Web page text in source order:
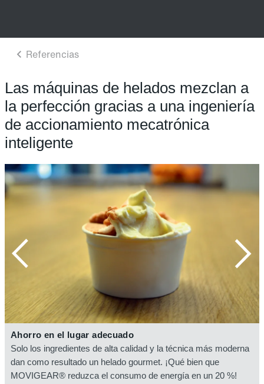
Las máquinas de helados mezclan a
la perfección gracias a una ingeniería
de accionamiento mecatrónica
inteligente
Ahorro en el lugar adecuado
Solo los ingredientes de alta calidad y la técnica más moderna
dan como resultado un helado gourmet. ¡Qué bien que
MOVIGEAR® reduzca el consumo de energía en un 20 %!